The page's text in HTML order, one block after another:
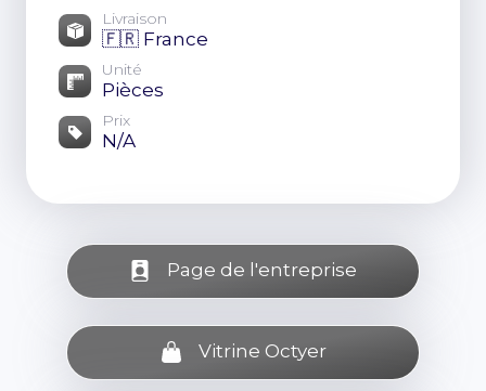
Livraison
🇫🇷 France
Unité
Pièces
Prix
N/A
Page de l'entreprise
Vitrine Octyer